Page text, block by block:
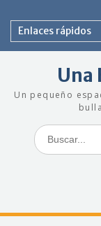
contenido
Enlaces rápidos
Una
Un pequeño
Buscar: